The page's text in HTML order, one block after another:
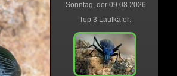
Sonntag, der 09.08.2026
Top 3 Laufkäfer: